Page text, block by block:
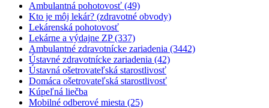
Ambulantná pohotovosť (49)
Kto je môj lekár? (zdravotné obvody)
Lekárenská pohotovosť
Lekárne a výdajne ZP (337)
Ambulantné zdravotnícke zariadenia (3442)
Ústavné zdravotnícke zariadenia (42)
Ústavná ošetrovateľská starostlivosť
Domáca ošetrovateľská starostlivosť
Kúpeľná liečba
Mobilné odberové miesta (25)